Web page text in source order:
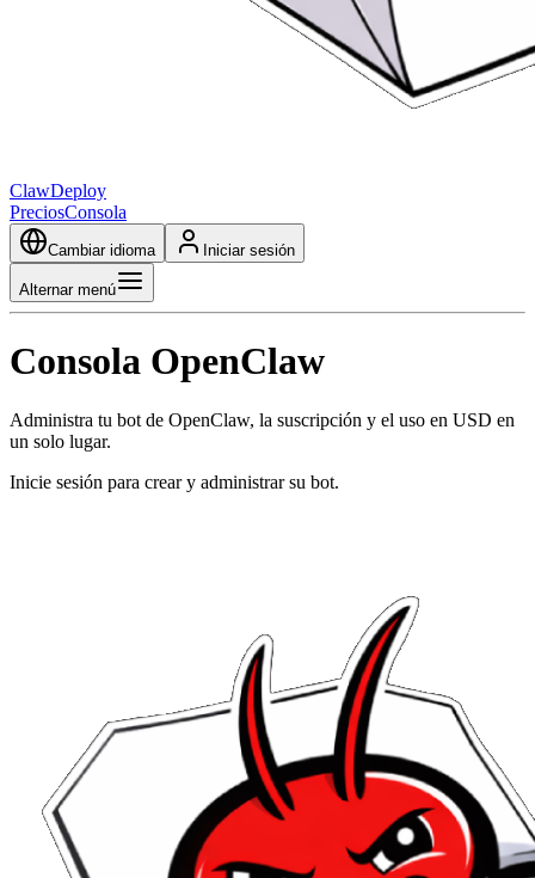
ClawDeploy
PreciosConsola
Cambiar idioma Iniciar sesión
Alternar menú
Consola OpenClaw
Administra tu bot de OpenClaw, la suscripción y el uso en USD en
un solo lugar.
Inicie sesión para crear y administrar su bot.